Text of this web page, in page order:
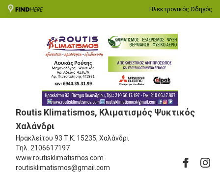
Ηλεκτρονικός Οδηγός
Routis Klimatismos, Kλιματισμός Ψυκτικός
Χαλάνδρι
Ηρακλείτου 93 Τ.Κ. 15235, Χαλάνδρι
Τηλ. 2106617197
www.routisklimatismos.com
routisklimatismos@gmail.com